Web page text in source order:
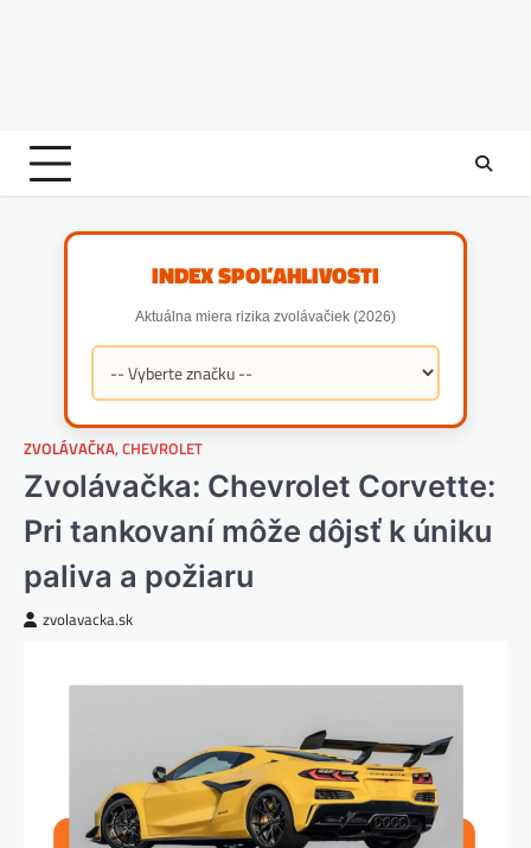
INDEX SPOĽAHLIVOSTI
Aktuálna miera rizika zvolávačiek (2026)
ZVOLÁVAČKA, CHEVROLET
Zvolávačka: Chevrolet Corvette:
Pri tankovaní môže dôjsť k úniku
paliva a požiaru
zvolavacka.sk